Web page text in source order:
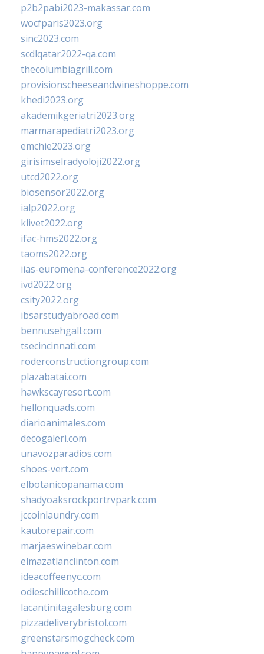
p2b2pabi2023-makassar.com
wocfparis2023.org
sinc2023.com
scdlqatar2022-qa.com
thecolumbiagrill.com
provisionscheeseandwineshoppe.com
khedi2023.org
akademikgeriatri2023.org
marmarapediatri2023.org
emchie2023.org
girisimselradyoloji2022.org
utcd2022.org
biosensor2022.org
ialp2022.org
klivet2022.org
ifac-hms2022.org
taoms2022.org
iias-euromena-conference2022.org
ivd2022.org
csity2022.org
ibsarstudyabroad.com
bennusehgall.com
tsecincinnati.com
roderconstructiongroup.com
plazabatai.com
hawkscayresort.com
hellonquads.com
diarioanimales.com
decogaleri.com
unavozparadios.com
shoes-vert.com
elbotanicopanama.com
shadyoaksrockportrvpark.com
jccoinlaundry.com
kautorepair.com
marjaeswinebar.com
elmazatlanclinton.com
ideacoffeenyc.com
odieschillicothe.com
lacantinitagalesburg.com
pizzadeliverybristol.com
greenstarsmogcheck.com